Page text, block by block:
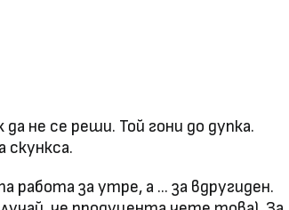
да не се реши. Той гони до дупка.
скункса.
работа за утре, а ... за вдругиден.